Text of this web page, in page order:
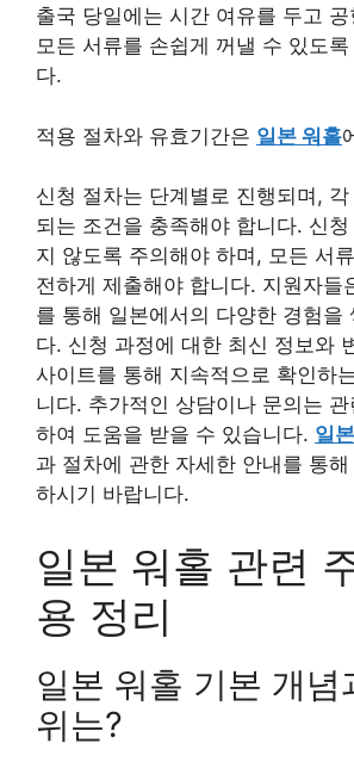
출국 당일에는 시간 여유를 두고
모든 서류를 손쉽게 꺼낼 수 있도록
다.
적용 절차와 유효기간은 일본 워홀
신청 절차는 단계별로 진행되며,
되는 조건을 충족해야 합니다. 신청
지 않도록 주의해야 하며, 모든 서
전하게 제출해야 합니다. 지원자들
를 통해 일본에서의 다양한 경험을
다. 신청 과정에 대한 최신 정보와
사이트를 통해 지속적으로 확인하
니다. 추가적인 상담이나 문의는
하여 도움을 받을 수 있습니다. 일
과 절차에 관한 자세한 안내를 통해
하시기 바랍니다.
일본 워홀 관련
용 정리
일본 워홀 기본 개념
위는?